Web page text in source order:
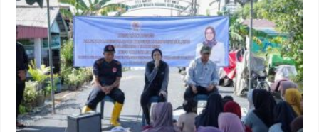
Reses,
Desy
Oktavia
Sari
Juga
Kunjungi
Pemukiman
Warga